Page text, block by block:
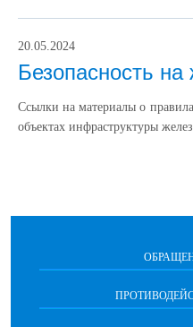
20.05.2024
Безопасность на
Ссылки на материалы о
объектах инфраструктуры